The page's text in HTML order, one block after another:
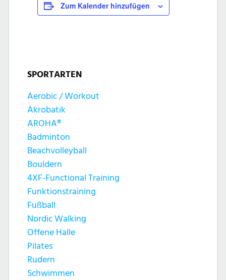
Zum Kalender hinzufügen
SPORTARTEN
Aerobic / Workout
Akrobatik
AROHA®
Badminton
Beachvolleyball
Bouldern
4XF-Functional Training
Funktionstraining
Fußball
Nordic Walking
Offene Halle
Pilates
Rudern
Schwimmen